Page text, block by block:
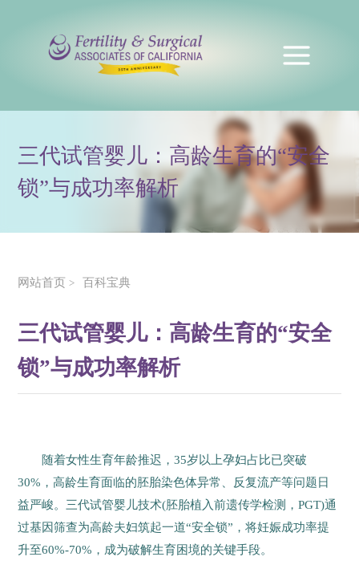
三代试管婴儿：高龄生育的“安全
锁”与成功率解析
网站首页 > 百科宝典
三代试管婴儿：高龄生育的“安全
锁”与成功率解析
随着女性生育年龄推迟，35岁以上孕妇占比已突破
30%，高龄生育面临的胚胎染色体异常、反复流产等问题日
益严峻。三代试管婴儿技术(胚胎植入前遗传学检测，PGT)通
过基因筛查为高龄夫妇筑起一道“安全锁”，将妊娠成功率提
升至60%-70%，成为破解生育困境的关键手段。